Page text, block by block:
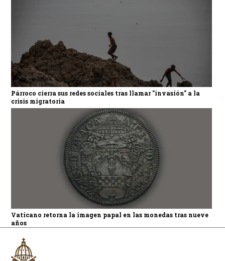
Párroco cierra sus redes sociales tras llamar "invasión" a la
crisis migratoria
Vaticano retorna la imagen papal en las monedas tras nueve
años